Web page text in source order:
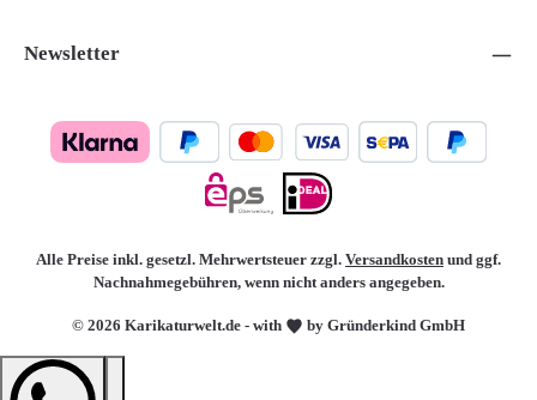
Newsletter
© 2026 Karikaturwelt.de - with by Gründerkind GmbH
Alle Preise inkl. gesetzl. Mehrwertsteuer zzgl. Versandkosten und ggf.
Nachnahmegebühren, wenn nicht anders angegeben.